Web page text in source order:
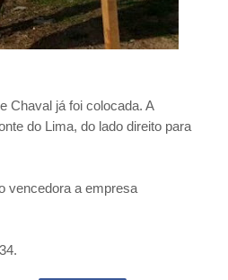
Chaval já foi colocada. A
do Lima, do lado direito para
vencedora a empresa